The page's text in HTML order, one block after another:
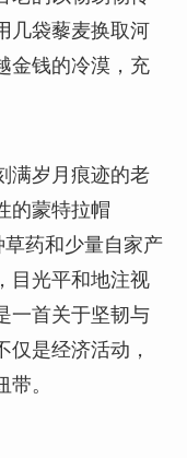
几袋藜麦换取河
金钱的冷漠，充
满岁月痕迹的老
的蒙特拉帽
草药和少量自家产
目光平和地注视
一首关于坚韧与
是经济活动，
。